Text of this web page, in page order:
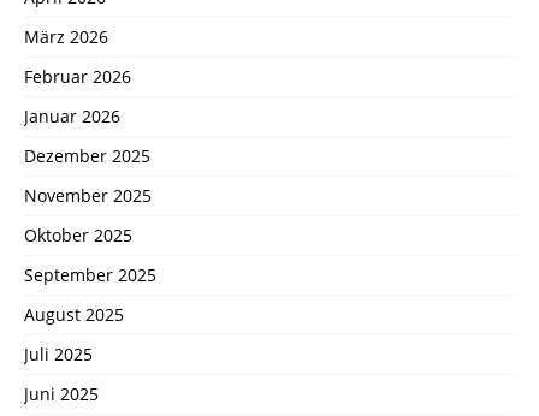
März 2026
Februar 2026
Januar 2026
Dezember 2025
November 2025
Oktober 2025
September 2025
August 2025
Juli 2025
Juni 2025